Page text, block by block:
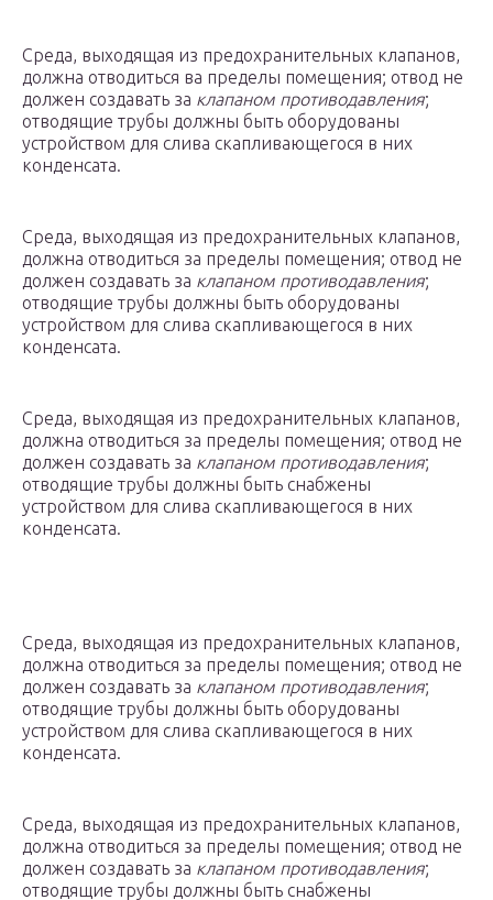
Среда, выходящая из предохранительных клапанов,
должна отводиться ва пределы помещения; отвод не
должен создавать за клапаном противодавления;
отводящие трубы должны быть оборудованы
устройством для слива скапливающегося в них
конденсата.
Среда, выходящая из предохранительных клапанов,
должна отводиться за пределы помещения; отвод не
должен создавать за клапаном противодавления;
отводящие трубы должны быть оборудованы
устройством для слива скапливающегося в них
конденсата.
Среда, выходящая из предохранительных клапанов,
должна отводиться за пределы помещения; отвод не
должен создавать за клапаном противодавления;
отводящие трубы должны быть снабжены
устройством для слива скапливающегося в них
конденсата.
Среда, выходящая из предохранительных клапанов,
должна отводиться за пределы помещения; отвод не
должен создавать за клапаном противодавления;
отводящие трубы должны быть оборудованы
устройством для слива скапливающегося в них
конденсата.
Среда, выходящая из предохранительных клапанов,
должна отводиться за пределы помещения; отвод не
должен создавать за клапаном противодавления;
отводящие трубы должны быть снабжены